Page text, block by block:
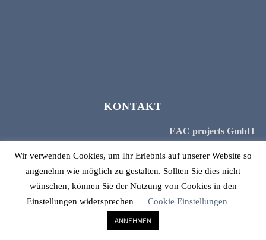
KONTAKT
EAC projects GmbH
21031 Hamburg
Tel.: +49 (0)40 60 77 60 50
E-Mail: info@eac-gmbh.de
Wir verwenden Cookies, um Ihr Erlebnis auf unserer Website so
angenehm wie möglich zu gestalten. Sollten Sie dies nicht
wünschen, können Sie der Nutzung von Cookies in den
Einstellungen widersprechen
Cookie Einstellungen
ANNEHMEN